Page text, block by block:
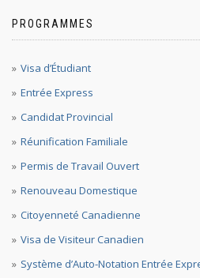
PROGRAMMES
Visa d’Étudiant
Entrée Express
Candidat Provincial
Réunification Familiale
Permis de Travail Ouvert
Renouveau Domestique
Citoyenneté Canadienne
Visa de Visiteur Canadien
Système d’Auto-Notation Entrée